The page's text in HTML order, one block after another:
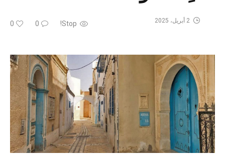
Stop!
0
0 2 أبريل، 2025